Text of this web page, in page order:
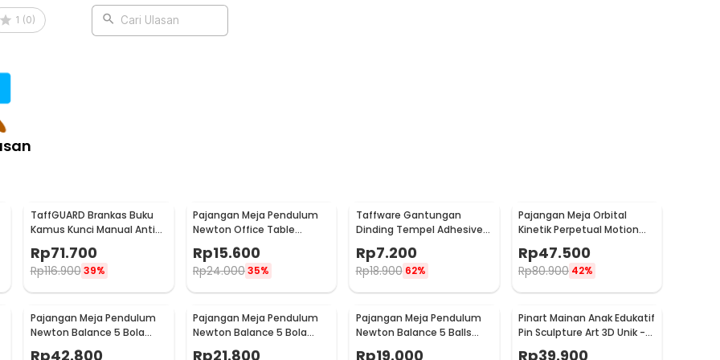
Anda.
membantu meredakan stres ringan.
menenangkan pikiran dan
Steel Model T - LX013
1 (0) Cari Ulasan
TaffGUARD Brankas Buku
Kamus Kunci Manual Anti
Besar - KB-10L
Rp71.700
Rp116.900 39%
Pajangan Meja Pendulum
Newton Office Table
Decoration 5 Ball S - H50S
Rp15.600
Rp24.00035%
Taffware Gantungan
Dinding Tempel Adhesive
ST40
Rp7.200
Rp18.900 62%
Pajangan Meja Orbital
Kinetik Perpetual Motion
Rp47.500
Rp80.900 42%
Pajangan Meja Pendulum
Newton Balance 5 Bola
Model Arched M - ZY02
Rp42.800
Pajangan Meja Pendulum
Newton Balance 5 Bola
Model Arched S - ZY02
Rp21.800
Pajangan Meja Pendulum
Newton Balance 5 Balls
Rp19.000
Pinart Mainan Anak Edukatif
Pin Sculpture Art 3D Unik -
FD-P3
Rp39.900